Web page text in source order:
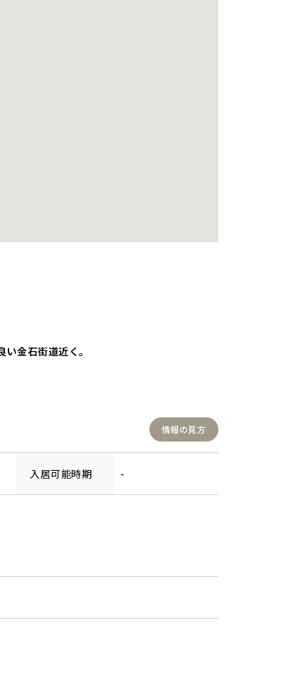
金石街道近く。
情報の見方
入居可能時期 -